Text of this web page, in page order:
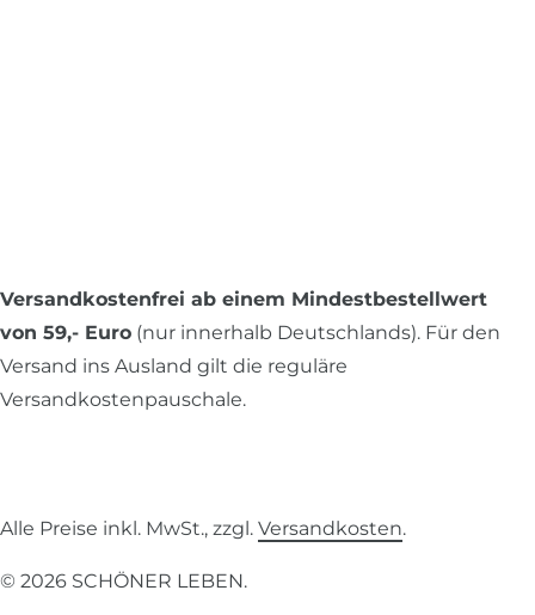
Versandkostenfrei ab einem Mindestbestellwert
von 59,- Euro (nur innerhalb Deutschlands). Für den
Versand ins Ausland gilt die reguläre
Versandkostenpauschale.
Alle Preise inkl. MwSt., zzgl. Versandkosten.
© 2026 SCHÖNER LEBEN.